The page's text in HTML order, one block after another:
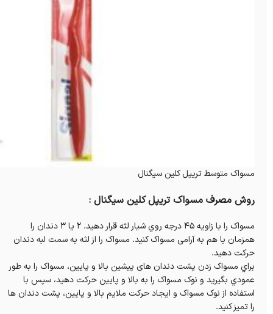
مسواک متوسط تریپل کلین سیگنال
روش مصرف مسواک تریپل کلین سیگنال :
مسواک را با زاويه 45 درجه روي شيار لثه قرار دهيد. 2 يا 3 دندان را
همزمان با هم به آرامی مسواک کنید. مسواک را از لثه به سمت لبه دندان
حرکت دهيد.
براي مسواک زدن پشت دندان های پيشين بالا و پايين، مسواک را به طور
عمودي بگيريد و نوک مسواک را به بالا و پايين حرکت دهيد، سپس با
استفاده از نوک مسواک و ايجاد حرکت ملايم بالا و پايين، پشت دندان ها
را تميز کنيد.